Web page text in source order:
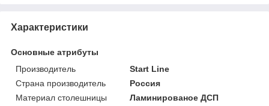
Характеристики
Основные атрибуты
Производитель
Start Line
Страна производитель
Россия
Материал столешницы
Ламинированое ДСП